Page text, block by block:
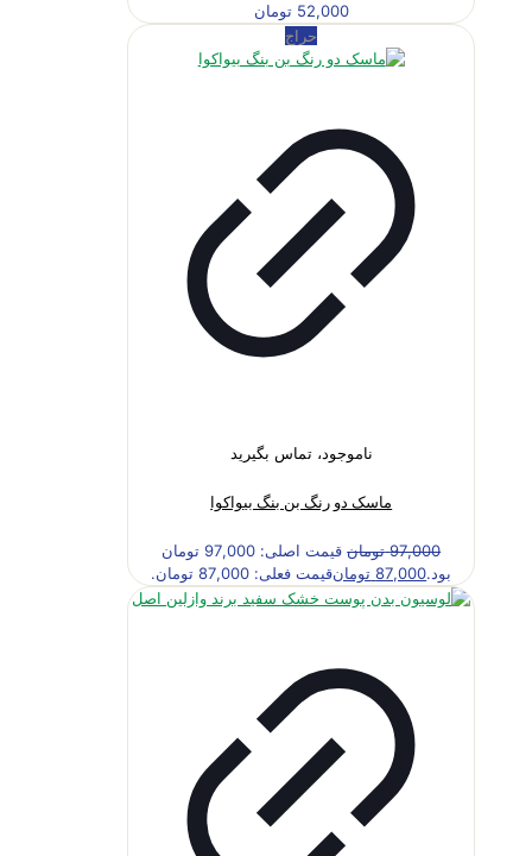
52,000 تومان
حراج
ناموجود، تماس بگیرید
ماسک دو رنگ بن بنگ بیواکوا
97,000 تومان
قیمت اصلی: 97,000 تومان
بود.87,000 تومانقیمت فعلی: 87,000 تومان.